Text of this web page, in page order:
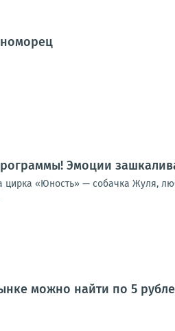
Эмоции
цирка «Юность» — собачка Жуля,
можно найти по 5